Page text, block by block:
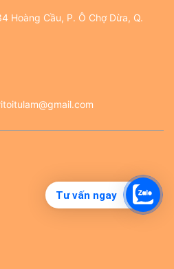
Tư vấn ngay
Hoàng Cầu, P. Ô Chợ Dừa, Q.